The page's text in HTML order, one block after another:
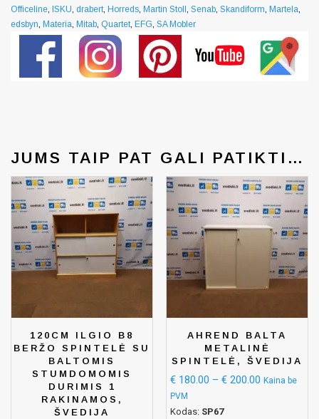
Officeline, ISKU, drabert, Horreds, Martin Stoll, Senab, Skandiform, Martela,
edsbyn, Materia, Mitab, Quartet, EFG, SA Mobler
JUMS TAIP PAT GALI PATIKTI…
120CM ILGIO B8
BERŽO SPINTELĖ SU
BALTOMIS
STUMDOMOMIS
DURIMIS 1
RAKINAMOS,
ŠVEDIJA
AHREND BALTA
METALINĖ
SPINTELĖ, ŠVEDIJA
€ 180.00 – € 200.00 Kaina be
PVM
Kodas: SP67